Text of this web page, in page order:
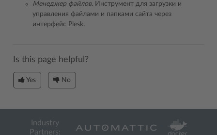
Менеджер файлов. Инструмент для загрузки и
управления файлами и папками сайта через
интерфейс Plesk.
Is this page helpful?
Yes No
Industry
Partners: